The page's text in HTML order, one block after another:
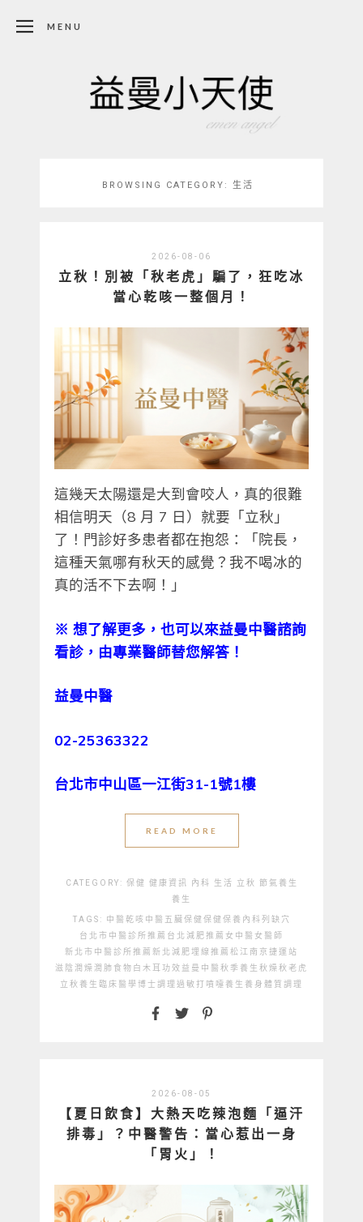
MENU
BROWSING CATEGORY: 生活
2026-08-06
立秋！別被「秋老虎」騙了，狂吃冰
當心乾咳一整個月！
這幾天太陽還是大到會咬人，真的很難
相信明天（8 月 7 日）就要「立秋」
了！門診好多患者都在抱怨：「院長，
這種天氣哪有秋天的感覺？我不喝冰的
真的活不下去啊！」
※ 想了解更多，也可以來益曼中醫諮詢
看診，由專業醫師替您解答！
益曼中醫
02-25363322
台北市中山區一江街31-1號1樓
READ MORE
CATEGORY: 保健 健康資訊 內科 生活 立秋
節氣養生
養生
TAGS: 中醫 乾咳中醫 五臟保健保健保養 內科列缺穴
台北市中醫診所推薦 台北減肥推薦 女中醫 女醫師
新北市中醫診所推薦 新北減肥埋線推薦 松江南京捷運站
滋陰潤燥潤肺食物 白木耳功效 益曼中醫 秋季養生 秋燥秋老虎
立秋養生 臨床醫學博士調理 過敏打噴嚏 養生 養身 體質調理
2026-08-05
【夏日飲食】大熱天吃辣泡麵「逼汗
排毒」？中醫警告：當心惹出一身
「胃火」！